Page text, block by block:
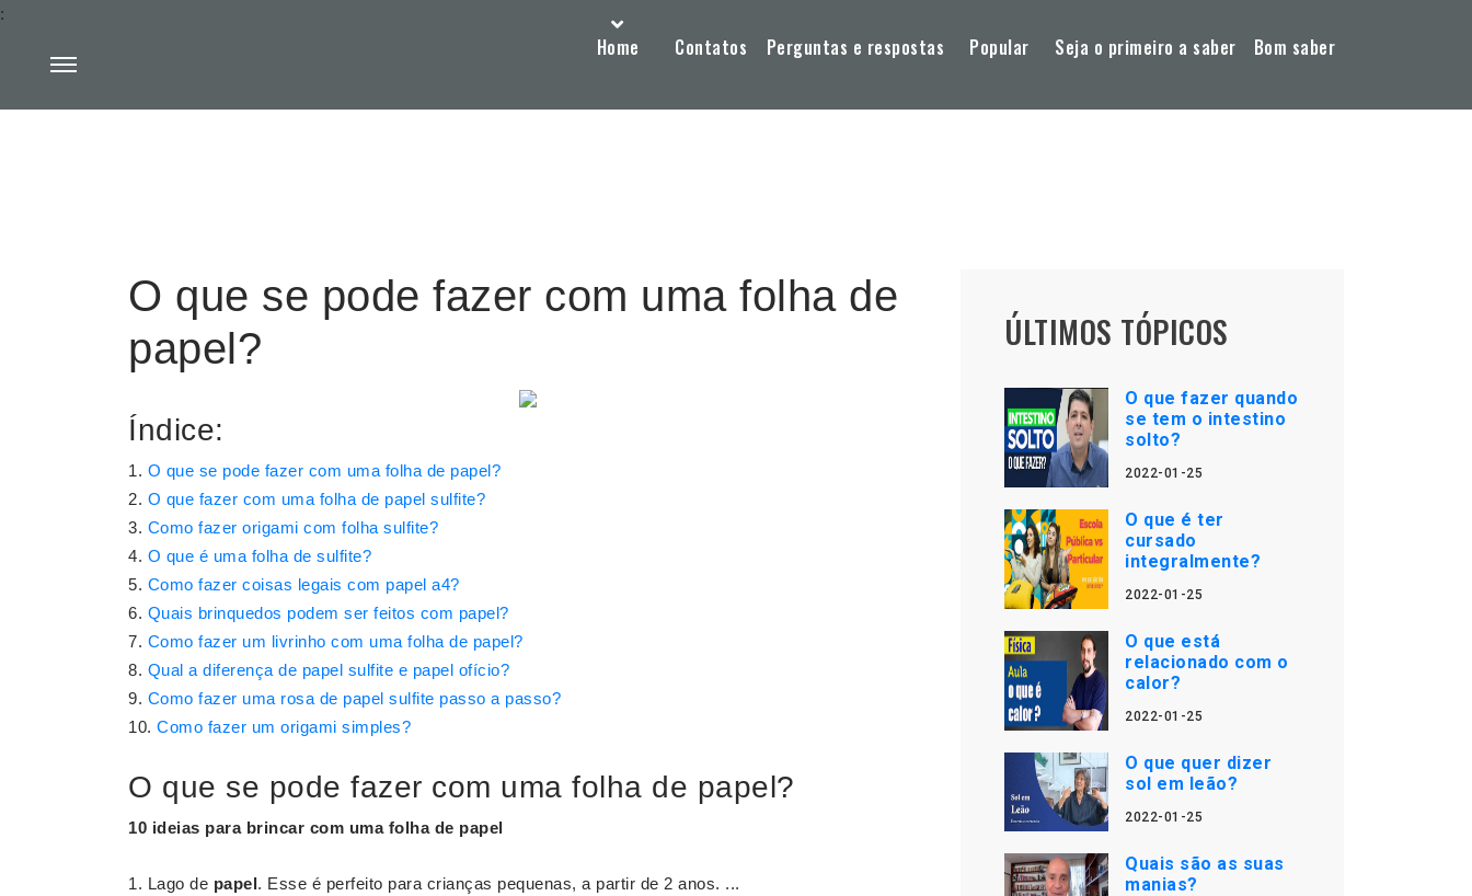
Home Contatos Perguntas e respostas Popular Seja o primeiro a saber Bom saber
:
O que se pode fazer com uma folha de
papel?
Índice:
O que se pode fazer com uma folha de papel?
O que fazer com uma folha de papel sulfite?
Como fazer origami com folha sulfite?
O que é uma folha de sulfite?
Como fazer coisas legais com papel a4?
Quais brinquedos podem ser feitos com papel?
Como fazer um livrinho com uma folha de papel?
Qual a diferença de papel sulfite e papel ofício?
Como fazer uma rosa de papel sulfite passo a passo?
Como fazer um origami simples?
O que se pode fazer com uma folha de papel?
10 ideias para brincar com uma folha de papel
Lago de papel. Esse é perfeito para crianças pequenas, a partir de 2 anos. ...
ÚLTIMOS TÓPICOS
O que fazer quando
se tem o intestino
solto?
2022-01-25
O que é ter
cursado
integralmente?
2022-01-25
O que está
relacionado com o
calor?
2022-01-25
O que quer dizer
sol em leão?
2022-01-25
Quais são as suas
manias?